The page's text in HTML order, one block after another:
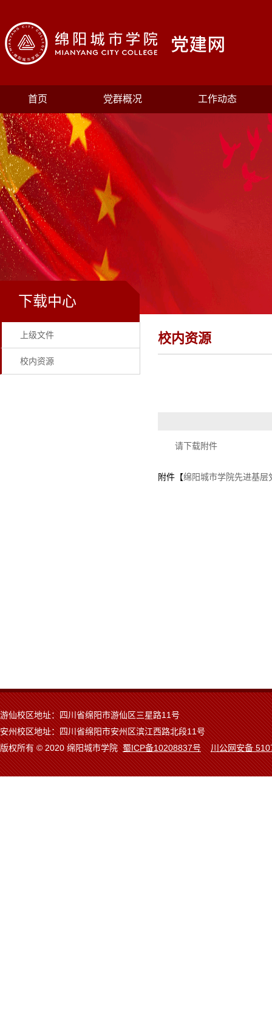
首页 党群概况 工作动态
下载中心
上级文件
校内资源
校内资源
请下载附件
附件【绵阳城市学院先进基层
游仙校区地址：四川省绵阳市游仙区三星路11号
安州校区地址：四川省绵阳市安州区滨江西路北段11号
版权所有 © 2020 绵阳城市学院蜀ICP备10208837号 川公网安备